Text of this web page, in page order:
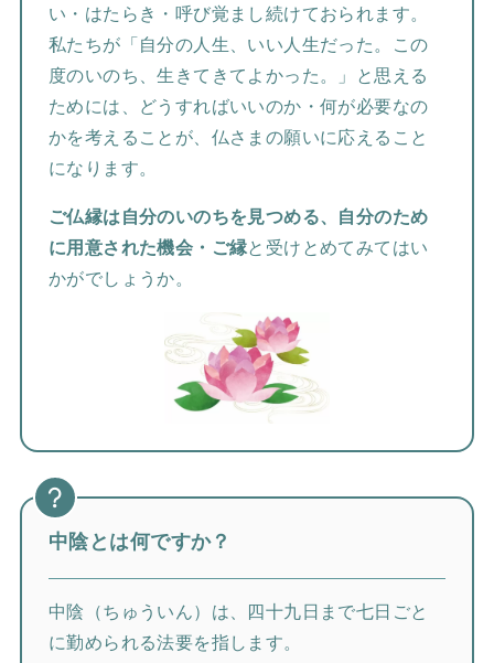
い・はたらき・呼び覚まし続けておられます。
私たちが「自分の人生、いい人生だった。この
度のいのち、生きてきてよかった。」と思える
ためには、どうすればいいのか・何が必要なの
かを考えることが、仏さまの願いに応えること
になります。
ご仏縁は自分のいのちを見つめる、自分のため
に用意された機会・ご縁と受けとめてみてはい
かがでしょうか。
中陰とは何ですか？
中陰（ちゅういん）は、四十九日まで七日ごと
に勤められる法要を指します。